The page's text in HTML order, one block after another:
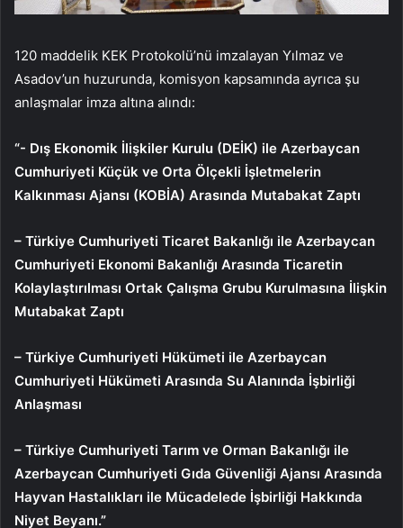
120 maddelik KEK Protokolü’nü imzalayan Yılmaz ve
Asadov’un huzurunda, komisyon kapsamında ayrıca şu
anlaşmalar imza altına alındı:
“- Dış Ekonomik İlişkiler Kurulu (DEİK) ile Azerbaycan
Cumhuriyeti Küçük ve Orta Ölçekli İşletmelerin
Kalkınması Ajansı (KOBİA) Arasında Mutabakat Zaptı
– Türkiye Cumhuriyeti Ticaret Bakanlığı ile Azerbaycan
Cumhuriyeti Ekonomi Bakanlığı Arasında Ticaretin
Kolaylaştırılması Ortak Çalışma Grubu Kurulmasına İlişkin
Mutabakat Zaptı
– Türkiye Cumhuriyeti Hükümeti ile Azerbaycan
Cumhuriyeti Hükümeti Arasında Su Alanında İşbirliği
Anlaşması
– Türkiye Cumhuriyeti Tarım ve Orman Bakanlığı ile
Azerbaycan Cumhuriyeti Gıda Güvenliği Ajansı Arasında
Hayvan Hastalıkları ile Mücadelede İşbirliği Hakkında
Niyet Beyanı.”